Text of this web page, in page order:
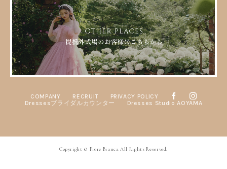
COMPANY RECRUIT
PRIVACY POLICY
Dressesブライダルカウンター
Dresses Studio AOYAMA
Copyright © Fiore Bianca All Rights Reserved.